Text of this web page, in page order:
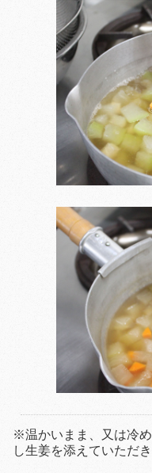
※温かいまま、又は冷
し生姜を添えていただき